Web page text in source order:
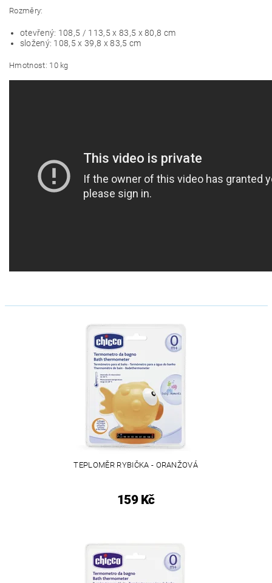
Rozměry:
otevřený: 108,5 / 113,5 x 83,5 x 80,8 cm
složený: 108,5 x 39,8 x 83,5 cm
Hmotnost: 10 kg
TEPLOMĚR RYBIČKA - ORANŽOVÁ
159 Kč